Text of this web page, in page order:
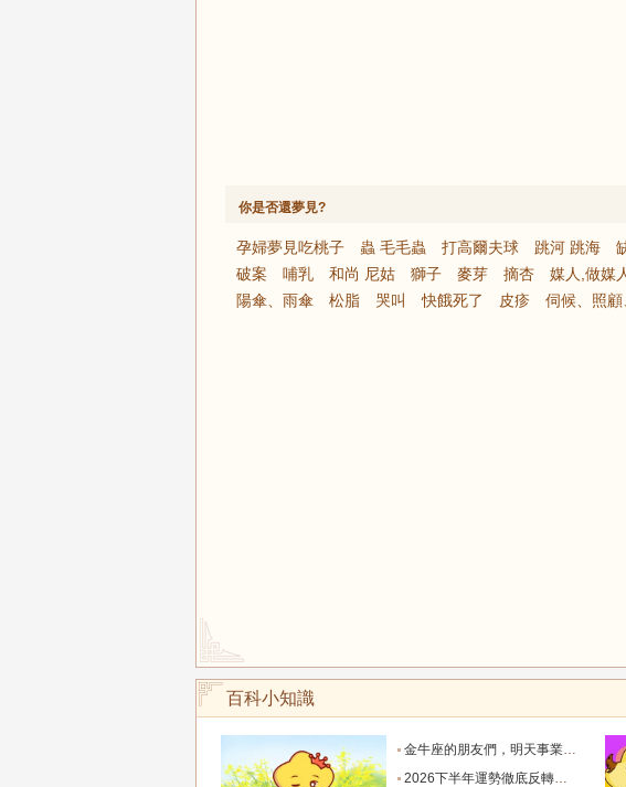
你是否還夢見?
孕婦夢見吃桃子 蟲 毛毛蟲 打高爾夫球 跳河 跳海
破案
哺乳 和尚 尼姑 獅子 麥芽 摘杏 媒人,做媒
陽傘、雨傘
松脂 哭叫 快餓死了 皮疹 伺候、照
百科小知識
金牛座的朋友們，明天事業迎來新高峰，不要再默默付出而錯失機會！_工作_宇宙_能量
2026下半年運勢徹底反轉迎來好運的四大星座！舊篇章結束，新的機遇之門敞開_時期_獅子座_重擔